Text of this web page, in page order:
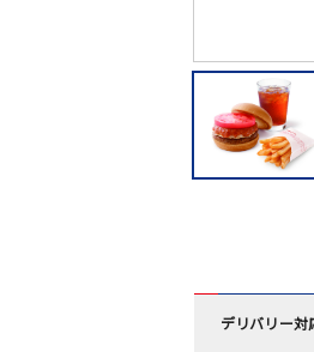
デリバリー対